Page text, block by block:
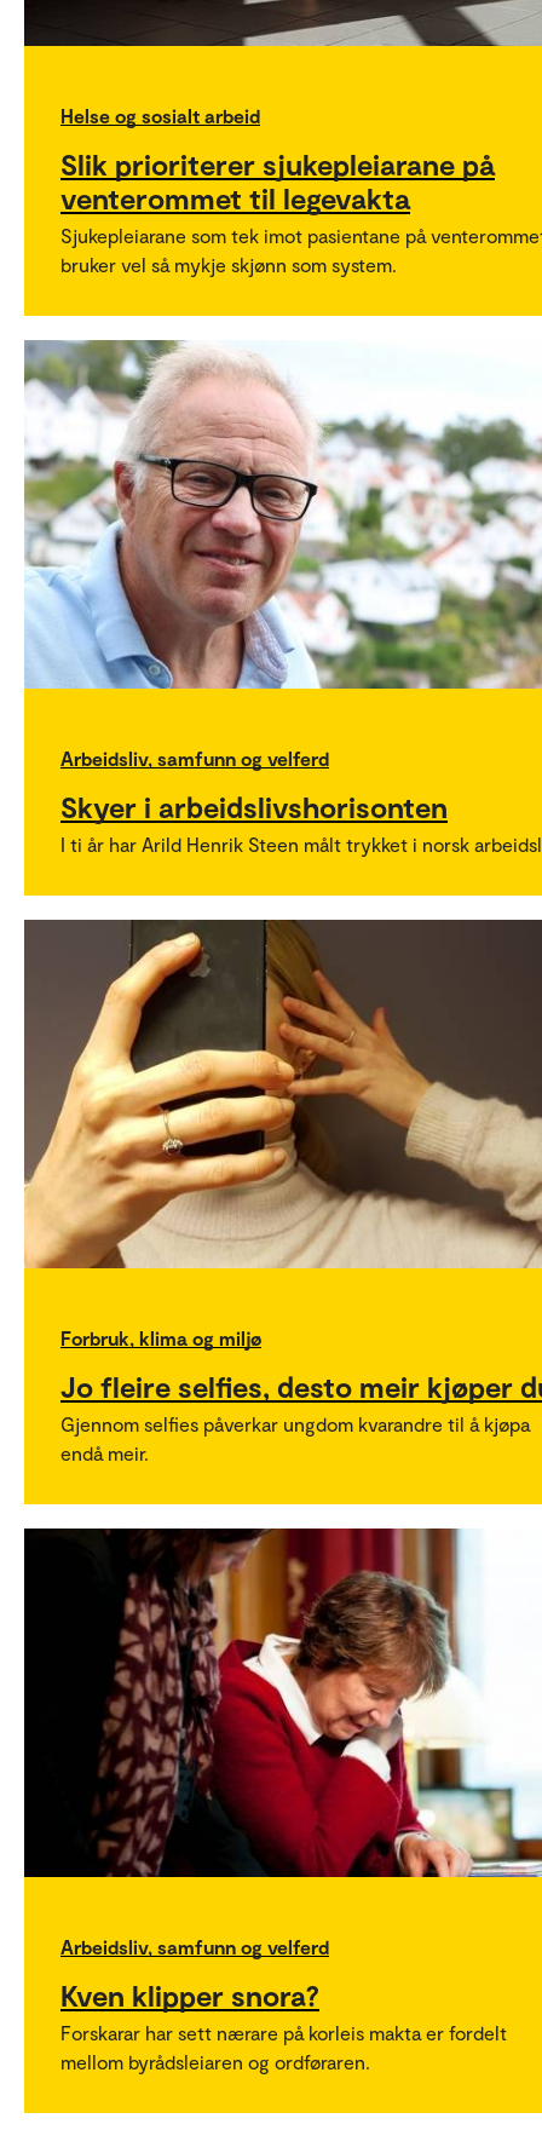
Helse og sosialt arbeid
Slik prioriterer sjukepleiarane på
venterommet til legevakta
Sjukepleiarane som tek imot pasientane på
bruker vel så mykje skjønn som system.
Arbeidsliv, samfunn og velferd
Skyer i arbeidslivshorisonten
I ti år har Arild Henrik Steen målt trykket i norsk
Forbruk, klima og miljø
Jo fleire selfies, desto meir kjøper
Gjennom selfies påverkar ungdom kvarandre til å kjøpa
endå meir.
Arbeidsliv, samfunn og velferd
Kven klipper snora?
Forskarar har sett nærare på korleis makta er fordelt
mellom byrådsleiaren og ordføraren.